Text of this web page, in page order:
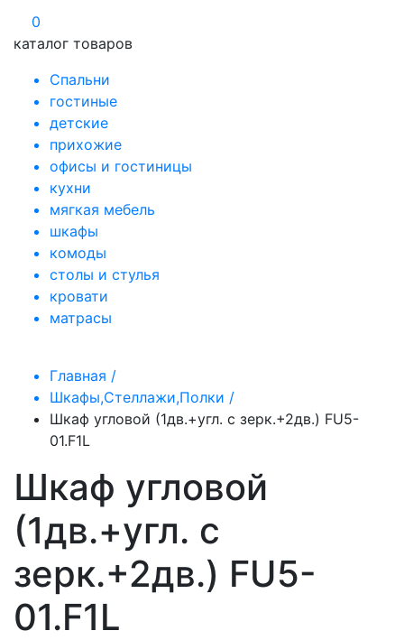
0
каталог товаров
Спальни
гостиные
детские
прихожие
офисы и гостиницы
кухни
мягкая мебель
шкафы
комоды
столы и стулья
кровати
матрасы
Главная /
Шкафы,Стеллажи,Полки /
Шкаф угловой (1дв.+угл. с зерк.+2дв.) FU5-
01.F1L
Шкаф угловой
(1дв.+угл. с
зерк.+2дв.) FU5-
01.F1L